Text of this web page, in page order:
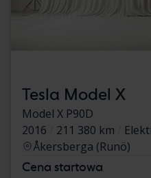
Tesla Model X
Model X P90D
2016
211 380 km
Åkersberga (Runö)
Cena startowa